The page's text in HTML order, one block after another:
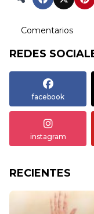
Comentarios
REDES
facebook
instagram
RECIENTES